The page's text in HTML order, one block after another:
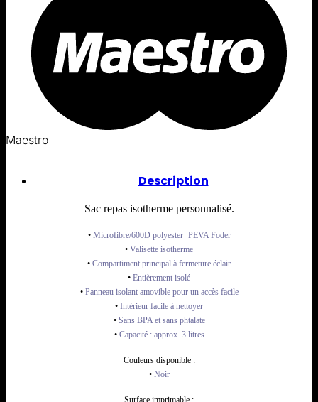
Maestro
Description
Sac repas isotherme personnalisé.
• Microfibre/600D polyester PEVA Foder
• Valisette isotherme
• Compartiment principal à fermeture éclair
• Entièrement isolé
• Panneau isolant amovible pour un accès facile
• Intérieur facile à nettoyer
• Sans BPA et sans phtalate
• Capacité : approx. 3 litres
Couleurs disponible :
• Noir
Surface imprimable :